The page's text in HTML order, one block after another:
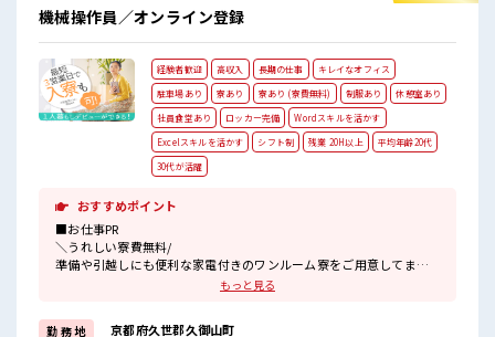
機械操作員／オンライン登録
経験者歓迎 高収入 長期の仕事
キレイなオフィス
駐車場あり
寮あり 寮あり (寮費無料) 制服あり
休憩室あり
社員食堂あり
ロッカー完備
Wordスキルを活かす
Excelスキルを活かす
シフト制 残業 20H以上
平均年齢20代
30代が活躍
おすすめポイント
■お仕事PR
＼うれしい寮費無料/
準備や引越しにも便利な家電付きのワンルーム寮をご用意してま
現地までの移動交通費も支給！
もっと見る
勤 務 地
京都府久世郡久御山町